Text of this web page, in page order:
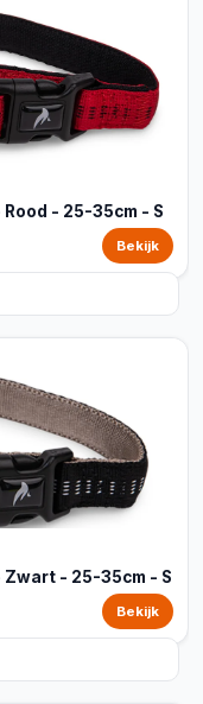
- 25-35cm - S
Bekijk
- 25-35cm - S
Bekijk